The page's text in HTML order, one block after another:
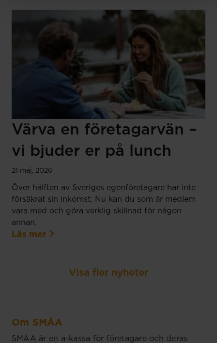
Värva en företagarvän –
vi bjuder er på lunch
21 maj, 2026
Över hälften av Sveriges egenföretagare har inte
försäkrat sin inkomst. Nu kan du som är medlem
vara med och göra verklig skillnad för någon
annan.
Läs mer
Visa fler nyheter
Om SMÅA
SMÅA är en a-kassa för företagare och deras